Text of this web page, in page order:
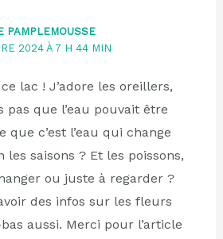
PAMPLEMOUSSE
2024 À 7 H 44 MIN
lac ! J’adore les oreillers,
pas que l’eau pouvait être
que c’est l’eau qui change
saisons ? Et les poissons,
ou juste à regarder ?
des infos sur les fleurs
aussi. Merci pour l’article